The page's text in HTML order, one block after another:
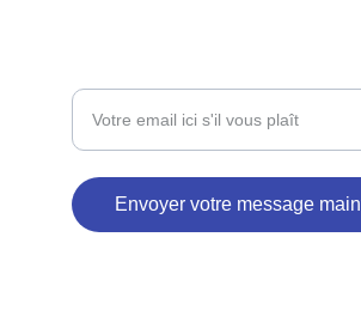
Envoyer votre message